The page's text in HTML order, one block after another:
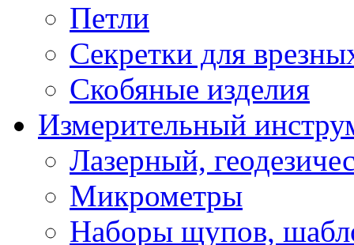
Петли
Секретки для
Скобяные изделия
Измерительный
Лазерный,
Микрометры
Наборы щупов,